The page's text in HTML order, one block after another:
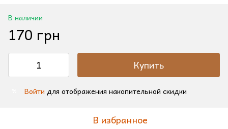
В наличии
170 грн
Купить
Войти для отображения накопительной скидки
В избранное